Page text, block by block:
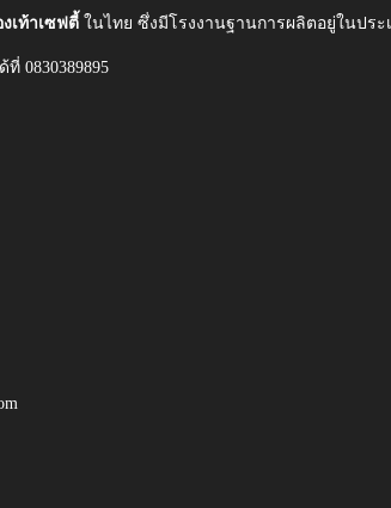
งเท้าเซฟตี้ในไทย ซึ่งมีโรงงานฐานการผลิตอยู่ในป
0830389895